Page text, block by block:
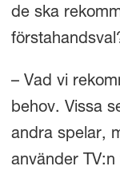
de ska
– Vad vi
behov. Vissa
andra spelar,
använder